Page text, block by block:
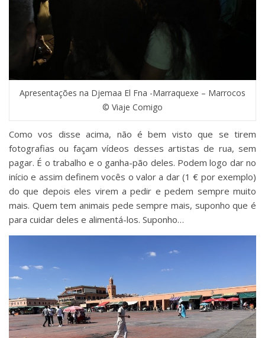
Apresentações na Djemaa El Fna -Marraquexe – Marrocos
© Viaje Comigo
Como vos disse acima, não é bem visto que se tirem
fotografias ou façam vídeos desses artistas de rua, sem
pagar. É o trabalho e o ganha-pão deles. Podem logo dar no
início e assim definem vocês o valor a dar (1 € por exemplo)
do que depois eles virem a pedir e pedem sempre muito
mais. Quem tem animais pede sempre mais, suponho que é
para cuidar deles e alimentá-los. Suponho…